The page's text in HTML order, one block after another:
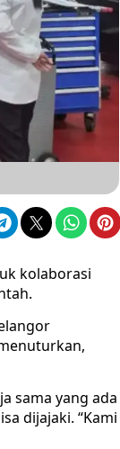
kolaborasi
sama yang ada
dijajaki. “Kami